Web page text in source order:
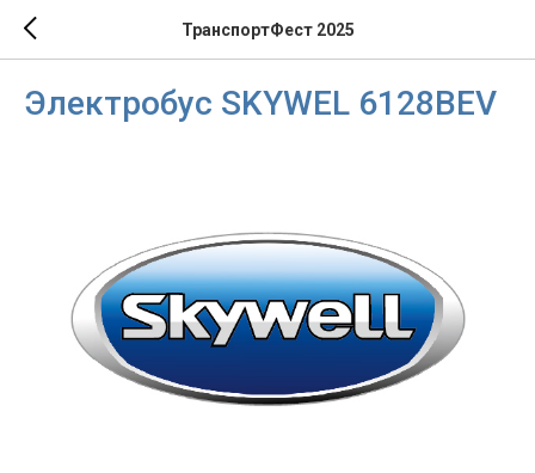
ТранспортФест 2025
Электробус SKYWEL 6128BEV